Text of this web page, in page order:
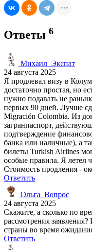
Ответы 6
Михаил_Экспат
24 августа 2025
Я продлевал визу в
достаточно простая, но
нужно подавать не
первых 90 дней. Лучше
Migración Colombia. Из
загранпаспорт,
подтверждение
банка или наличные), а
билеты Turkish Airlines
особые правила. Я летел
Стоимость продления -
Ответить
Ольга_Вопрос
24 августа 2025
Скажите, а сколько по
рассмотрения
страны во время
Ответить